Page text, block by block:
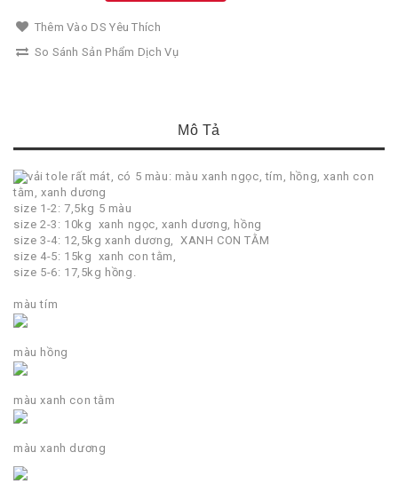
Thêm Vào DS Yêu Thích
So Sánh Sản Phẩm Dịch Vụ
Mô Tả
vải tole rất mát, có 5 màu: màu xanh ngọc, tím, hồng, xanh con
tằm, xanh dương
size 1-2: 7,5kg 5 màu
size 2-3: 10kg xanh ngọc, xanh dương, hồng
size 3-4: 12,5kg xanh dương, XANH CON TẰM
size 4-5: 15kg xanh con tằm,
size 5-6: 17,5kg hồng.
màu tím
màu hồng
màu xanh con tằm
màu xanh dương